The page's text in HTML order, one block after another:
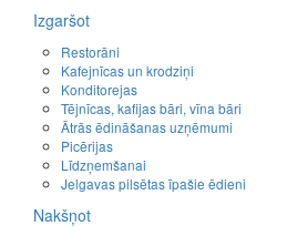
Izgaršot
Restorāni
Kafejnīcas un krodziņi
Konditorejas
Tējnīcas, kafijas bāri, vīna bāri
Ātrās ēdināšanas uzņēmumi
Picērijas
Līdzņemšanai
Jelgavas pilsētas īpašie ēdieni
Nakšņot